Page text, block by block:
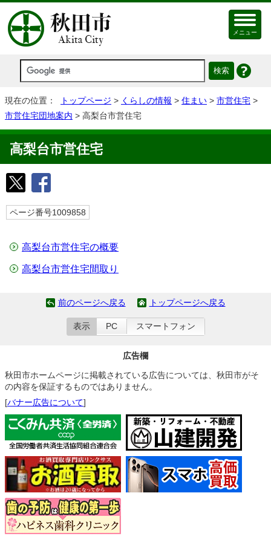
メニュー
現在の位置： トップページ > くらしの情報 > 住まい > 市営住宅 >
市営住宅団地案内 > 高梨台市営住宅
高梨台市営住宅
ページ番号1009858
高梨台市営住宅の概要
高梨台市営住宅間取り
前のページへ戻る トップページへ戻る
表示 PC スマートフォン
広告欄
秋田市ホームページに掲載されている広告については、秋田市がそ
の内容を保証するものではありません。
[バナー広告について]